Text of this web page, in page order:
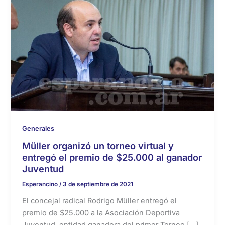
Generales
Müller organizó un torneo virtual y
entregó el premio de $25.000 al ganador
Juventud
Esperancino /3 de septiembre de 2021
El concejal radical Rodrigo Müller entregó el
premio de $25.000 a la Asociación Deportiva